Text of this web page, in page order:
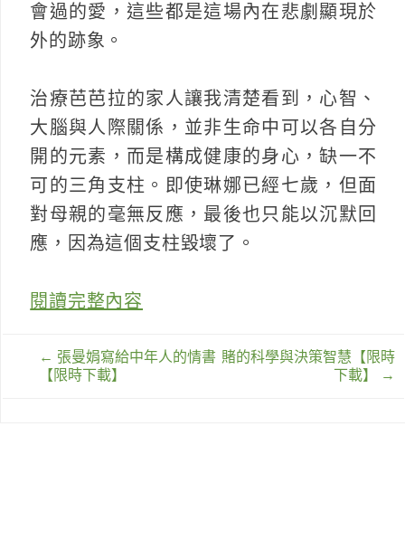
會過的愛，這些都是這場內在悲劇顯現於
外的跡象。
治療芭芭拉的家人讓我清楚看到，心智、
大腦與人際關係，並非生命中可以各自分
開的元素，而是構成健康的身心，缺一不
可的三角支柱。即使琳娜已經七歲，但面
對母親的毫無反應，最後也只能以沉默回
應，因為這個支柱毀壞了。
閱讀完整內容
文
章
← 張曼娟寫給中年人的情書
【限時下載】
賭的科學與決策智慧【限時
下載】
→